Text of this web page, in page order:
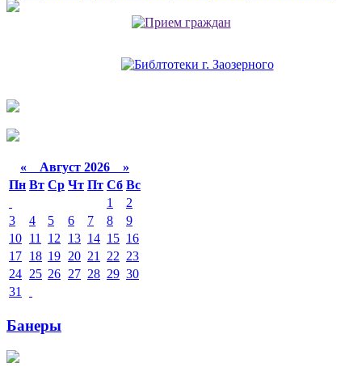
« Август 2026 »
Пн Вт Ср Чт Пт Сб Вс
1
2
3
4 5 6 7 8
9
10 11 12 13 14 15 16
17 18 19 20 21 22 23
24 25 26 27 28 29 30
31
Банеры